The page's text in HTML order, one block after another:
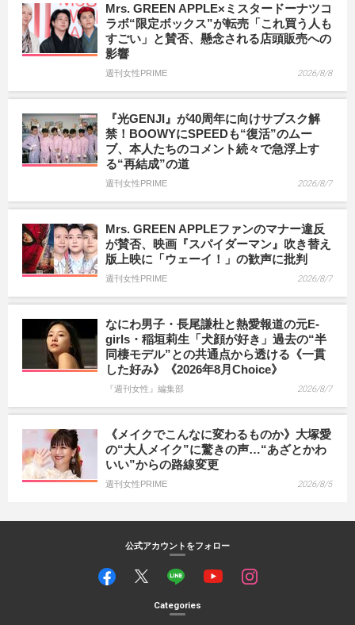
Mrs. GREEN APPLE×ミスタードーナツコ
ラボ“限定ボックス”が転売「これ買う人も
すごい」と賛否、懸念される店頭販売への
影響
週刊女性PRIME 2026/8/8
『光GENJI』が40周年に向けサブスク解
禁！BOOWYにSPEEDも“復活”のムー
ブ、本人たちのコメント続々で急浮上す
る“再結成”の道
週刊女性PRIME 2026/8/7
Mrs. GREEN APPLEファンのマナー違反
が賛否、映画『スパイダーマン』吹き替え
版上映に「ウェーイ！」の歓声に批判
週刊女性PRIME 2026/8/7
なにわ男子・長尾謙杜と熱愛報道の元E-
girls・稲垣莉生「犬顔が好き」過去の“半
同棲モデル”との共通点から透ける《一貫
した好み》《2026年8月Choice》
『週刊女性』編集部 2026/8/7
《メイクでこんなに変わるものか》大塚愛
の“大人メイク”に驚きの声…“あざとかわ
いい”からの路線変更
週刊女性PRIME 2026/8/5
公式アカウントをフォロー
Categories